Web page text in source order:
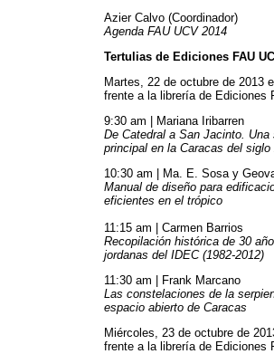
Azier Calvo (Coordinador)
Agenda FAU UCV 2014
Tertulias de Ediciones FAU
Martes, 22 de octubre de 2013
frente a la librería de Ediciones
9:30 am | Mariana Iribarren
De Catedral a San Jacinto. Una
principal en la Caracas del siglo
10:30 am | Ma. E. Sosa y
Manual de diseño para
eficientes en el trópico
11:15 am | Carmen Barrios
Recopilación histórica de 30
jordanas del IDEC (1982-2012)
11:30 am | Frank Marcano
Las constelaciones de la
espacio abierto de Caracas
Miércoles, 23 de octubre de
frente a la librería de Ediciones